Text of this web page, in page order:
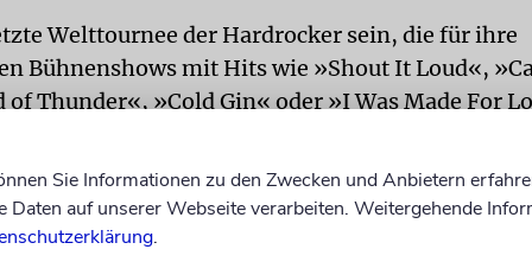
Welttournee der Hardrocker sein, die für ihre
Bühnenshows mit Hits wie »Shout It Loud«,
of Thunder«, »Cold Gin« oder »I Was Made For
das ist körperlich unmöglich«, sagte Stanley, der
Make-Up mit kalkweißem Gesicht,
Auge einen schwarzen Stern trägt, jüngst
Sie Informationen zu den Zwecken und Anbietern
Daten auf unserer Webseite verarbeiten. Weitergehende
.